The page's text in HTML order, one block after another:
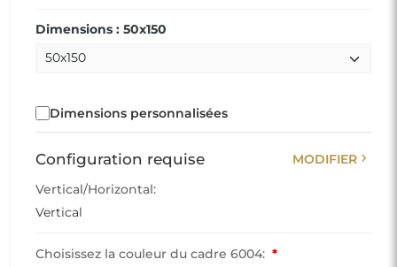
Dimensions : 50x150
Dimensions personnalisées
Configuration requise MODIFIER chevron_right
Vertical/Horizontal:
Vertical
Choisissez la couleur du cadre 6004: *